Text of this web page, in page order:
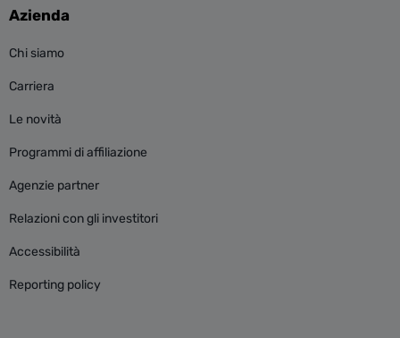
Azienda
Chi siamo
Carriera
Le novità
Programmi di affiliazione
Agenzie partner
Relazioni con gli investitori
Accessibilità
Reporting policy